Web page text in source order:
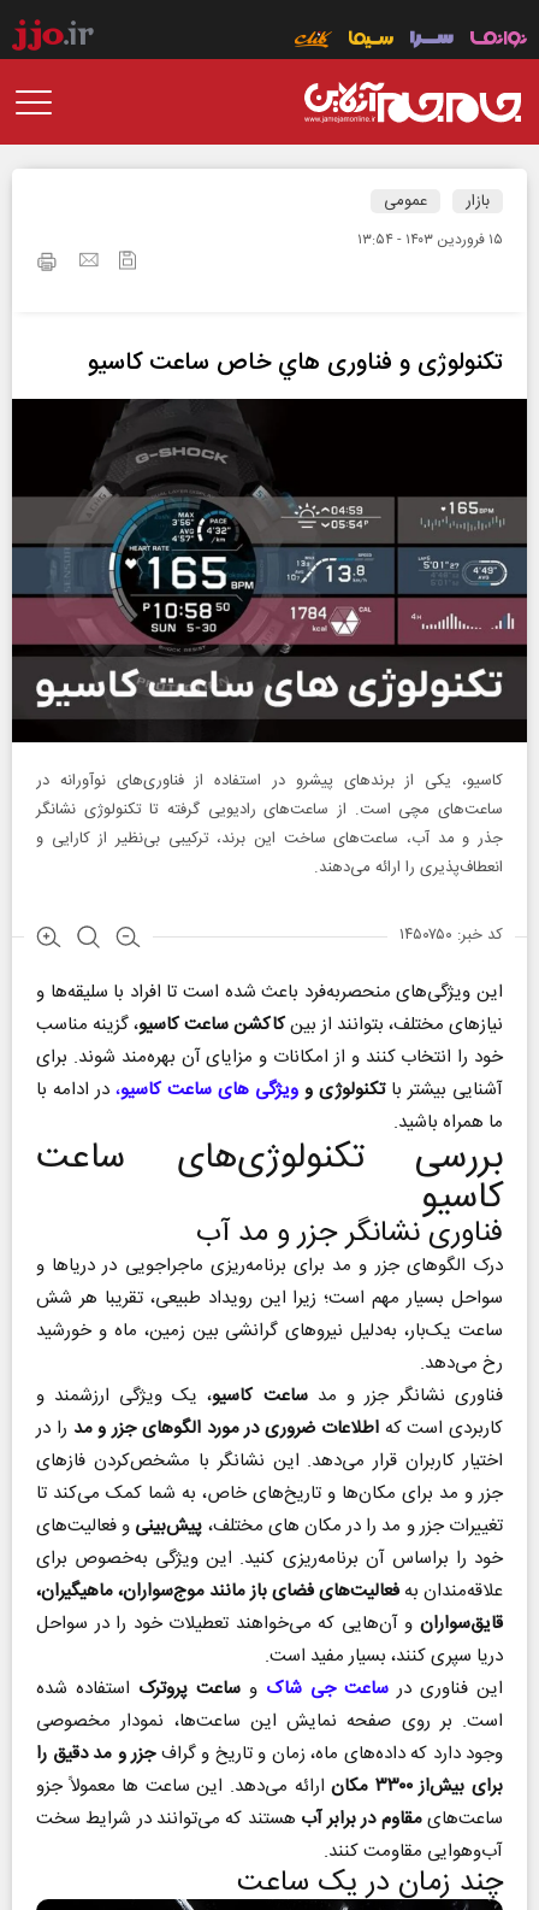
بازار عمومی
۱۵ فروردين ۱۴۰۳ - ۱۳:۵۴
تکنولوژی و فناوری هاي خاص ساعت کاسیو
کاسیو، یکی از برندهای پیشرو در استفاده از فناوری‌های نوآورانه در
ساعت‌های مچی است. از ساعت‌های رادیویی گرفته تا تکنولوژی نشانگر
جذر و مد آب، ساعت‌های ساخت این برند، ترکیبی بی‌نظیر از کارایی و
انعطاف‌پذیری را ارائه می‌دهند.
کد خبر: ۱۴۵۰۷۵۰
این ویژگی‌های منحصربه‌فرد باعث شده است تا افراد با سلیقه‌ها و
نیازهای مختلف، بتوانند از بینکاکشن ساعت کاسیو، گزینه مناسب
خود را انتخاب کنند و از امکانات و مزایای آن بهره‌مند شوند. برای
آشنایی بیشتر باتکنولوژی‌ و ویژگی های ساعت کاسیو، در ادامه با
ما همراه باشید.
بررسی تکنولوژی‌های ساعت
کاسیو
فناوری نشانگر جزر و مد آب
درک الگوهای جزر و مد برای برنامه‌ریزی ماجراجویی در دریاها و
سواحل بسیار مهم است؛ زیرا این رویداد طبیعی، تقریبا هر شش
ساعت یک‌بار، به‌دلیل نیروهای گرانشی بین زمین، ماه و خورشید
رخ می‌دهد.
فناوری نشانگر جزر و مدساعت کاسیو، یک ویژگی ارزشمند و
کاربردی است کهاطلاعات ضروری در مورد الگوهای جزر و مد را در
اختیار کاربران قرار می‌دهد. این نشانگر با مشخص‌کردن فازهای
جزر و مد برای مکان‌ها و تاریخ‌های خاص، به شما کمک می‌کند تا
تغییرات جزر و مد را در مکان های مختلف، پیش‌بینی و فعالیت‌های
خود را براساس آن برنامه‌ریزی کنید. این ویژگی به‌خصوص برای
علاقه‌مندان بهفعالیت‌های فضای باز مانند موج‌سواران، ماهیگیران،
قایق‌سواران و آن‌هایی که می‌خواهند تعطیلات خود را در سواحل
دریا سپری کنند، بسیار مفید است.
این فناوری در ساعت جی شاک و ساعت پروترک استفاده شده
است. بر روی صفحه نمایش این ساعت‌ها، نمودار مخصوصی
وجود دارد که داده‌های ماه، زمان و تاریخ و گرافجزر و مد دقیق را
برای بیش‌از ۳۳۰۰ مکان
ارائه می‌دهد. این ساعت‌ ها معمولاً جزو
ساعت‌هایمقاوم در برابر آب هستند که می‌توانند در شرایط سخت
آب‌وهوایی مقاومت کنند.
چند زمان در یک ساعت